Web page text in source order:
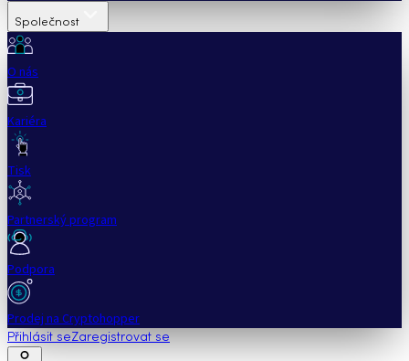
Společnost
O nás
Kariéra
Tisk
Partnerský program
Podpora
Prodej na Cryptohopper
Přihlásit seZaregistrovat se